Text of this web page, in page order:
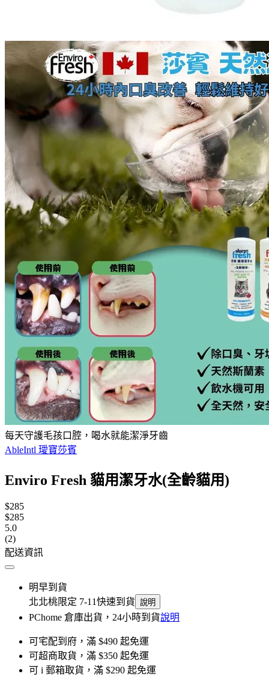
每天守護毛孩口腔，喝水就能潔淨牙齒
AbleIntl 璦寶莎賓
Enviro Fresh 貓用潔牙水(全齡貓用)
$285
$285
5.0
(2)
配送資訊
明早到貨
北北桃限定 7-11快速到貨 說明
PChome 倉庫出貨，24小時到貨說明
可宅配到府，滿 $490 起免運
可超商取貨，滿 $350 起免運
可 i 郵箱取貨，滿 $290 起免運